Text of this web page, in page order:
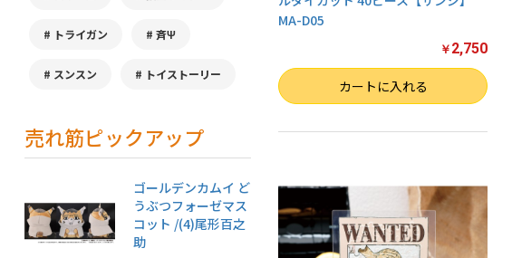
トライガン 斉Ψ
スンスン トイストーリー
売れ筋ピックアップ
ゴールデンカムイ ど
うぶつフォーゼマス
コット /(4)尾形百之
助
MA-D05
￥ 2,750
数量 カートに入れる